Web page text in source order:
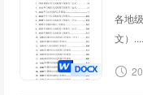
各地
文）
告.......